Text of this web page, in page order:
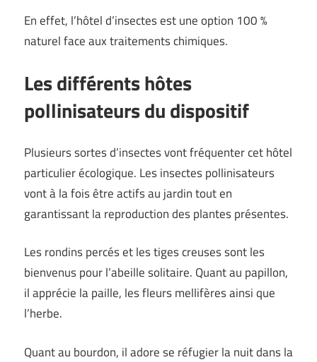
En effet, l’hôtel d’insectes est une option 100 %
naturel face aux traitements chimiques.
Les différents hôtes
pollinisateurs du dispositif
Plusieurs sortes d’insectes vont fréquenter cet hôtel
particulier écologique. Les insectes pollinisateurs
vont à la fois être actifs au jardin tout en
garantissant la reproduction des plantes présentes.
Les rondins percés et les tiges creuses sont les
bienvenus pour l’abeille solitaire. Quant au papillon,
il apprécie la paille, les fleurs mellifères ainsi que
l’herbe.
Quant au bourdon, il adore se réfugier la nuit dans la